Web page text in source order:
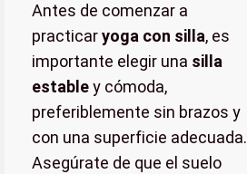
Antes de comenzar a
practicaryoga con silla, es
importante elegir una silla
establey cómoda,
preferiblemente sin brazos y
con una superficie adecuada.
Asegúrate de que el suelo